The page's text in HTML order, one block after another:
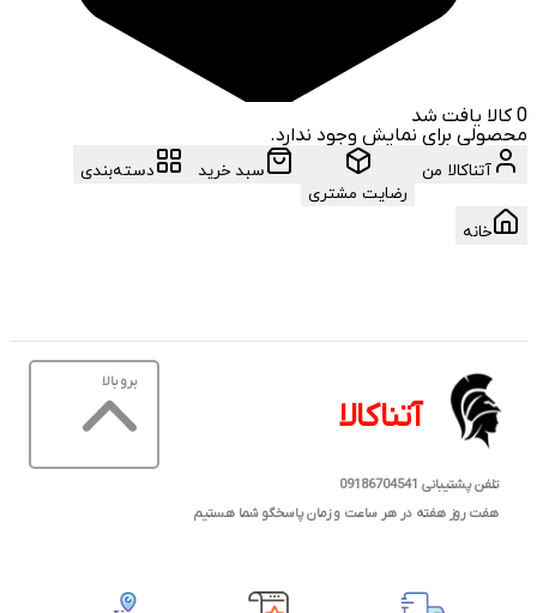
0 کالا یافت شد
محصولی برای نمایش وجود ندارد.
آتناکالا من
رضایت مشتری
سبد خرید دسته‌بندی
خانه
آتناکالا
برو بالا
تلفن پشتیبانی 09186704541
هفت روز هفته در هر ساعت و زمان پاسخگو شما هستیم